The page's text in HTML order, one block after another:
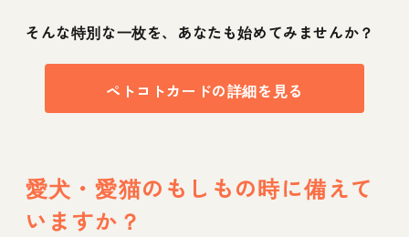
そんな特別な一枚を、あなたも始めてみませんか？
ペトコトカードの詳細を見る
愛犬・愛猫のもしもの時に備えて
いますか？